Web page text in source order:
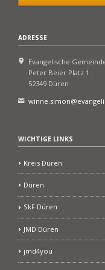
ADRESSE
Evangelische
Peter Beier Platz 1
52349 Düren
WICHTIGE LINKS
Kreis Düren
Düren
SkF Düren
JMD Düren
jmd4you